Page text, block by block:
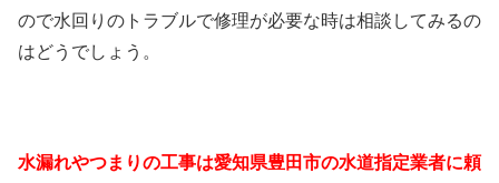
ので水回りのトラブルで修理が必要な時は相談してみるの
はどうでしょう。
水漏れやつまりの工事は愛知県豊田市の水道指定業者に頼